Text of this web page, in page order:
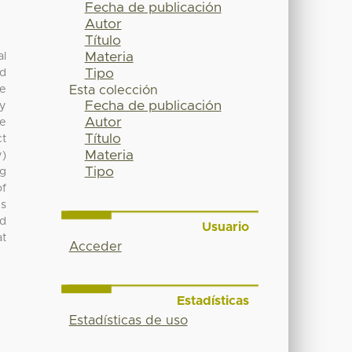
Fecha de publicación
Autor
Título
Materia
Tipo
Esta colección
Fecha de publicación
Autor
Título
Materia
Tipo
Usuario
Acceder
Estadísticas
Estadísticas de uso